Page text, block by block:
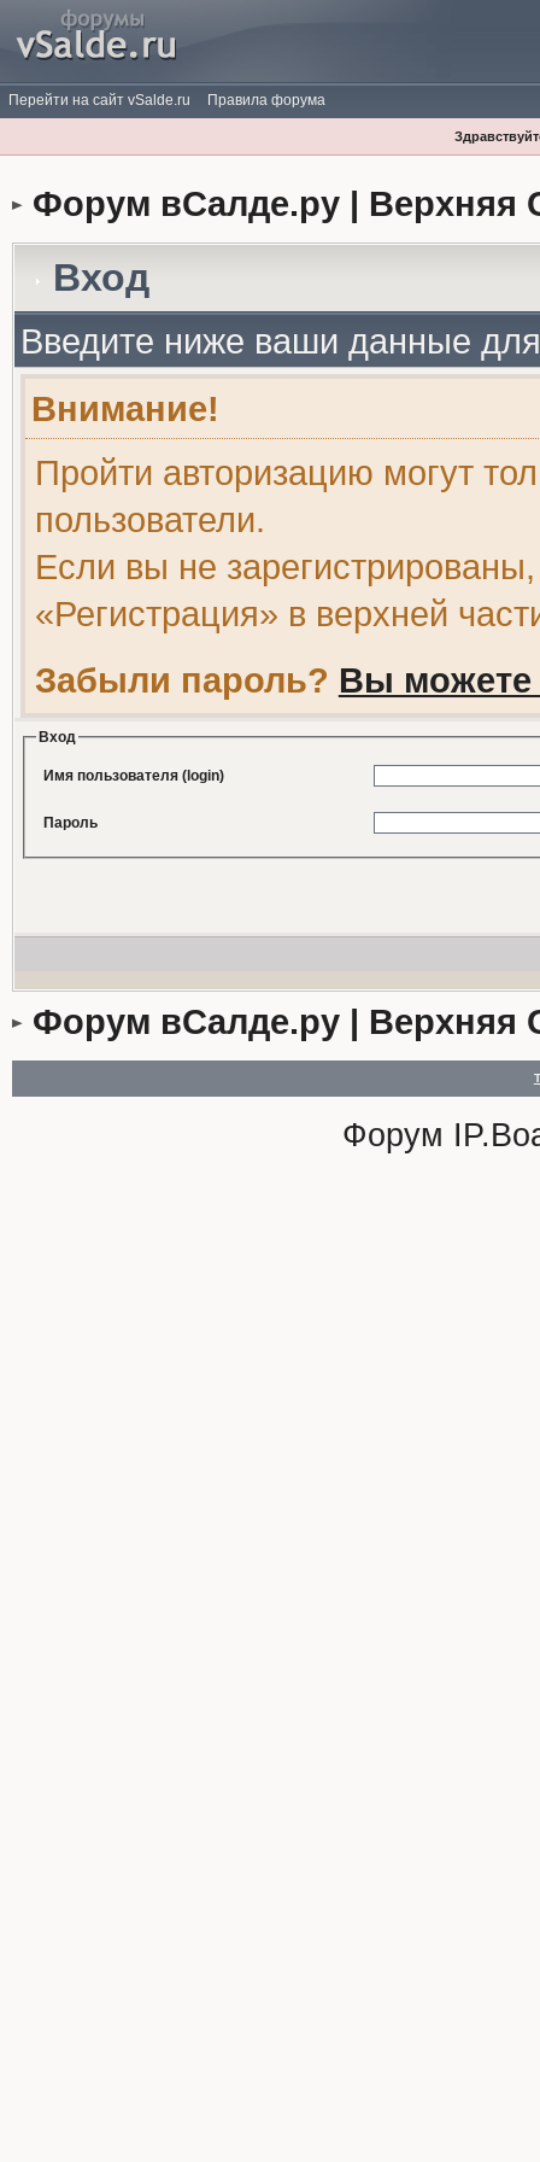
Перейти на сайт vSalde.ru Правила форума
Форум вСалде.ру | Верхняя
Вход
Введите ниже ваши данные
Внимание!
Пройти авторизацию могут
пользователи.
Если вы не
«Регистрация» в верхней
Забыли пароль? Вы можете
Вход
Имя пользователя (login)
Пароль
Форум вСалде.ру | Верхняя
Форум